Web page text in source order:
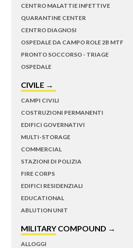
CENTRO MALATTIE INFETTIVE
QUARANTINE CENTER
CENTRO DIAGNOSI
OSPEDALE DA CAMPO ROLE 2B MTF
PRONTO SOCCORSO - TRIAGE
OSPEDALE
CIVILE →
CAMPI CIVILI
COSTRUZIONI PERMANENTI
EDIFICI GOVERNATIVI
MULTI-STORAGE
COMMERCIAL
STAZIONI DI POLIZIA
FIRE CORPS
EDIFICI RESIDENZIALI
EDUCATIONAL
ABLUTION UNIT
MILITARY COMPOUND →
ALLOGGI